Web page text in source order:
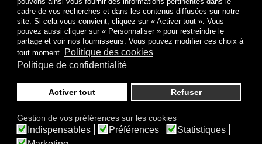
cadre de vos recherches et dans les contenus diffusées sur notre
site. Si cela vous convient, cliquez sur « Activer tout ». Vous
pouvez aussi cliquer sur « Personnaliser » pour restreindre le
partage et voir nos fournisseurs. Vous pouvez modifier ces choix à
tout moment. Politique des cookies
Politique de confidentialité
Activer tout Refuser
Gestion de vos préférences sur les cookies
Indispensables Préférences
Statistiques
Je m'abonne
© 2009-2026 CidB. Tous droits réservés.